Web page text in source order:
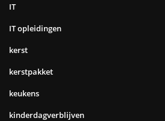
IT
IT opleidingen
kerst
kerstpakket
keukens
kinderdagverblijven